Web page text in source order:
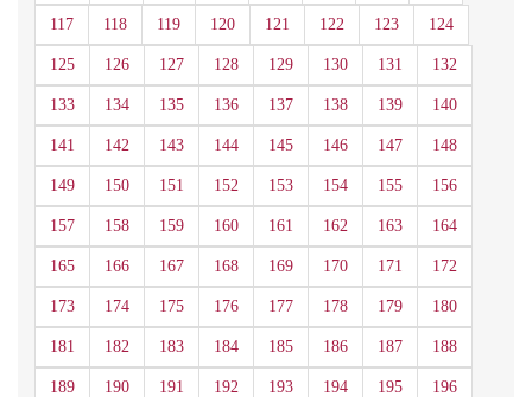
117 118 119 120 121 122 123 124
125 126 127 128 129 130 131 132
133 134 135 136 137 138 139 140
141 142 143 144 145 146 147 148
149 150 151 152 153 154 155 156
157 158 159 160 161 162 163 164
165 166 167 168 169 170 171 172
173 174 175 176 177 178 179 180
181 182 183 184 185 186 187 188
189 190 191 192 193 194 195 196